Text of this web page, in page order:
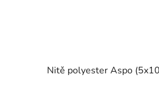
Nitě polyester Aspo